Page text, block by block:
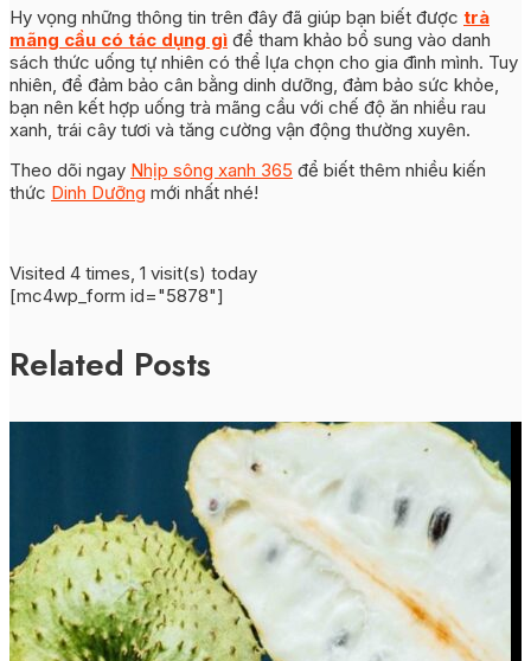
Hy vọng những thông tin trên đây đã giúp bạn biết được trà
mãng cầu có tác dụng gì để tham khảo bổ sung vào danh
sách thức uống tự nhiên có thể lựa chọn cho gia đình mình. Tuy
nhiên, để đảm bảo cân bằng dinh dưỡng, đảm bảo sức khỏe,
bạn nên kết hợp uống trà mãng cầu với chế độ ăn nhiều rau
xanh, trái cây tươi và tăng cường vận động thường xuyên.
Theo dõi ngay Nhịp sông xanh 365 để biết thêm nhiều kiến
thức Dinh Dưỡng mới nhất nhé!
Visited 4 times, 1 visit(s) today
[mc4wp_form id="5878"]
Related Posts